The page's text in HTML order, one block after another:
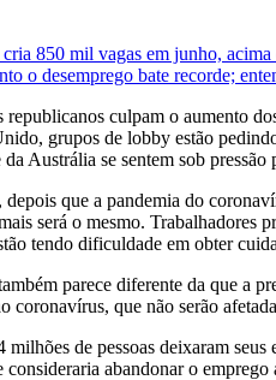
850 mil vagas em junho, acima
o desemprego bate recorde;
culpam o aumento
grupos de lobby estão
Austrália se sentem sob
que a pandemia do
será o mesmo. Trabalhadores
tendo dificuldade em obter
parece diferente da que a
coronavírus, que não serão
de pessoas deixaram
abandonar o